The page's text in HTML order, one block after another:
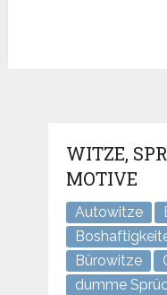
WITZE,
MOTIVE
Autowitze
Bürowitze
dumme